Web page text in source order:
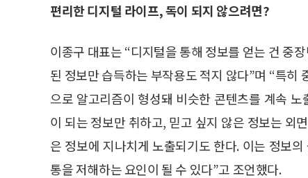
편리한 디지털 라이프, 독이 되지 않으려면?
이종구 대표는 “디지털을 통해 정보를 얻는 건 중
된 정보만 습득하는 부작용도 적지 않다”며 “특히
으로 알고리즘이 형성돼 비슷한 콘텐츠를 계속
이 되는 정보만 취하고, 믿고 싶지 않은 정보는 외
은 정보에 지나치게 노출되기도 한다. 이는 정보
통을 저해하는 요인이 될 수 있다”고 조언했다.